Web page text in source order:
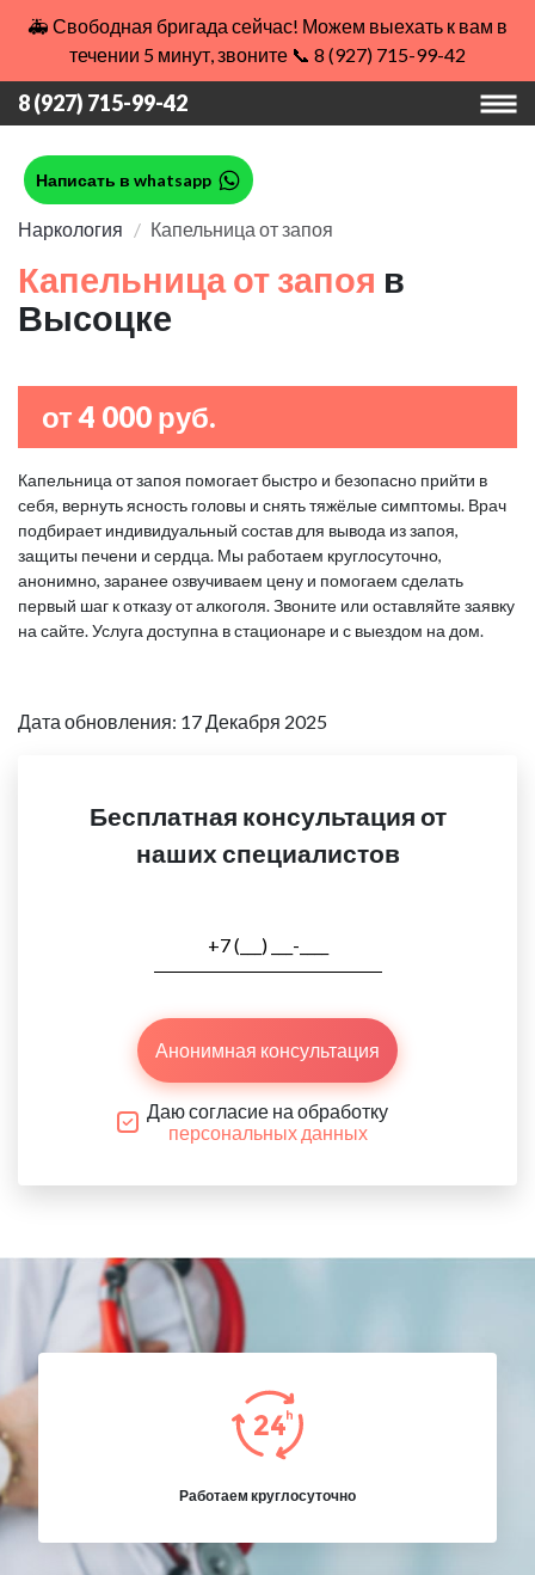
🚑 Свободная бригада сейчас! Можем выехать к вам в
течении 5 минут, звоните 📞 8 (927) 715-99-42
8 (927) 715-99-42
Написать в whatsapp
Наркология Капельница от запоя
Капельница от запоя в
Высоцке
от 4 000 руб.
Капельница от запоя помогает быстро и безопасно прийти в
себя, вернуть ясность головы и снять тяжёлые симптомы. Врач
подбирает индивидуальный состав для вывода из запоя,
защиты печени и сердца. Мы работаем круглосуточно,
анонимно, заранее озвучиваем цену и помогаем сделать
первый шаг к отказу от алкоголя. Звоните или оставляйте заявку
на сайте. Услуга доступна в стационаре и с выездом на дом.
Дата обновления: 17 Декабря 2025
Бесплатная консультация от
наших специалистов
Анонимная консультация
Даю согласие на обработку
персональных данных
Работаем круглосуточно